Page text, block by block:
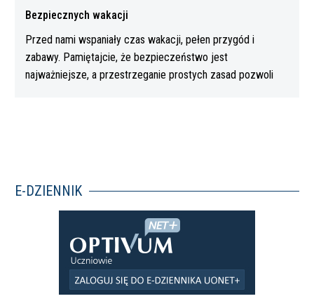
Bezpiecznych wakacji
Przed nami wspaniały czas wakacji, pełen przygód i
zabawy. Pamiętajcie, że bezpieczeństwo jest
najważniejsze, a przestrzeganie prostych zasad pozwoli
E-DZIENNIK